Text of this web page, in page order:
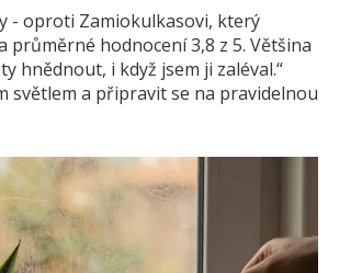
- oproti Zamiokulkasovi, který
průměrné hodnocení 3,8 z 5. Většina
hnědnout, i když jsem ji zaléval.“
světlem a připravit se na pravidelnou